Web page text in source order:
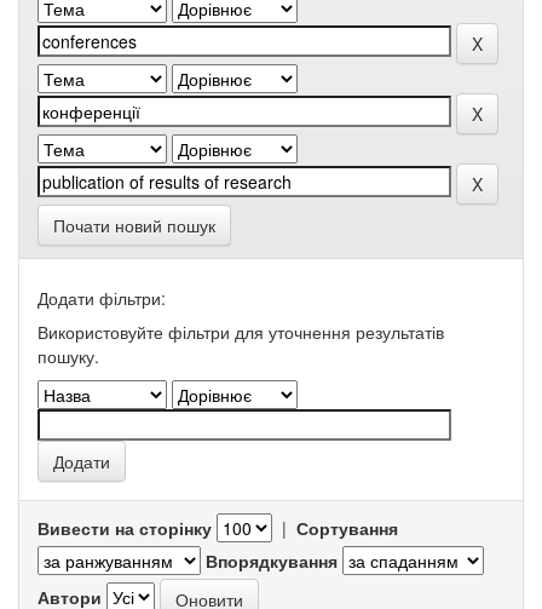
Почати новий пошук
Додати фільтри:
Використовуйте фільтри для уточнення результатів
пошуку.
Вивести на сторінку | Сортування
Впорядкування
Автори